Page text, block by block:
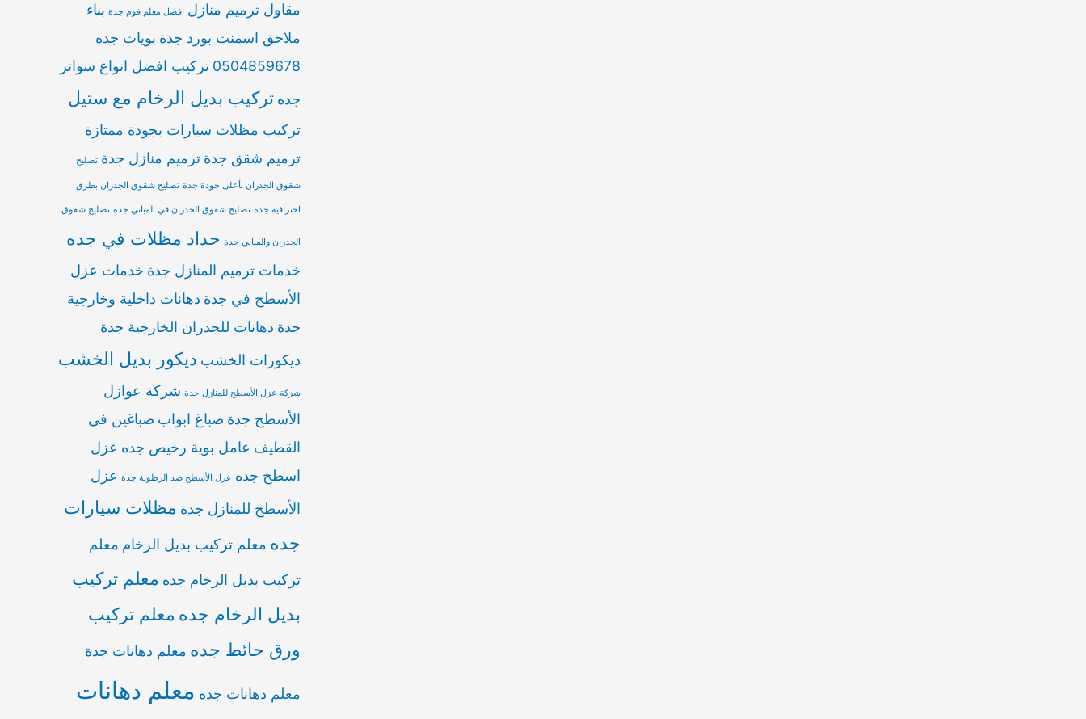
مقاول ترميم منازل افضل معلم فوم جدة بناء
ملاحق اسمنت بورد جدة بويات جده
0504859678 تركيب افضل انواع سواتر
جده تركيب بديل الرخام مع ستيل
تركيب مظلات سيارات بجودة ممتازة
ترميم شقق جدة ترميم منازل جدة تصليح
شقوق الجدران بأعلى جودة جدة تصليح شقوق الجدران بطرق
احترافية جدة تصليح شقوق الجدران في المباني جدة تصليح شقوق
الجدران والمباني جدة حداد مظلات في جده
خدمات ترميم المنازل جدة خدمات عزل
الأسطح في جدة دهانات داخلية وخارجية
جدة دهانات للجدران الخارجية جدة
ديكورات الخشب ديكور بديل الخشب
شركة عزل الأسطح للمنازل جدة شركة عوازل
الأسطح جدة صباغ ابواب صباغين في
القطيف عامل بوية رخيص جده عزل
اسطح جده عزل الأسطح ضد الرطوبة جدة عزل
الأسطح للمنازل جدة مظلات سيارات
جده معلم تركيب بديل الرخام معلم
تركيب بديل الرخام جده معلم تركيب
بديل الرخام جده معلم تركيب
ورق حائط جده معلم دهانات جدة
معلم دهانات جده معلم دهانات